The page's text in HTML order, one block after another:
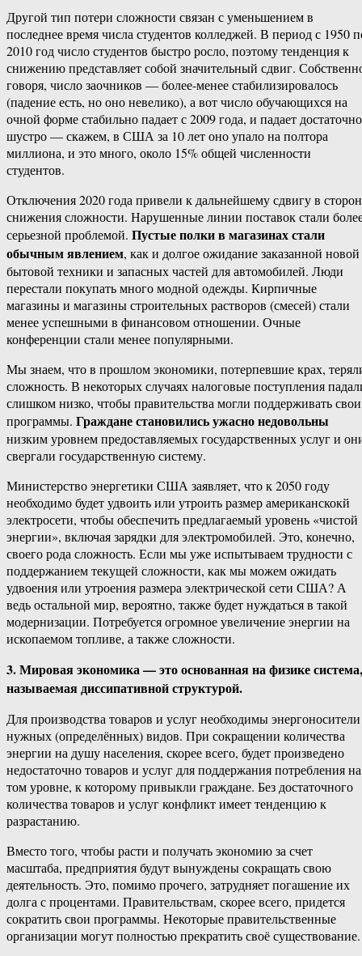
Другой тип потери сложности связан с уменьшением в
последнее время числа студентов колледжей. В период с 1950
2010 год число студентов быстро росло, поэтому тенденция к
снижению представляет собой значительный сдвиг.
говоря, число заочников — более-менее стабилизировалось
(падение есть, но оно невелико), а вот число обучающихся на
очной форме стабильно падает с 2009 года, и падает достаточно
шустро — скажем, в США за 10 лет оно упало на полтора
миллиона, и это много, около 15% общей численности
студентов.
Отключения 2020 года привели к дальнейшему сдвигу в
снижения сложности. Нарушенные линии поставок стали
серьезной проблемой. Пустые полки в магазинах стали
обычным явлением, как и долгое ожидание заказанной новой
бытовой техники и запасных частей для автомобилей. Люди
перестали покупать много модной одежды. Кирпичные
магазины и магазины строительных растворов (смесей) стали
менее успешными в финансовом отношении. Очные
конференции стали менее популярными.
Мы знаем, что в прошлом экономики, потерпевшие крах,
сложность. В некоторых случаях налоговые поступления
слишком низко, чтобы правительства могли поддерживать свои
программы. Граждане становились ужасно недовольны
низким уровнем предоставляемых государственных услуг и
свергали государственную систему.
Министерство энергетики США заявляет, что к 2050 году
необходимо будет удвоить или утроить размер американскокй
электросети, чтобы обеспечить предлагаемый уровень «чистой
энергии», включая зарядки для электромобилей. Это, конечно,
своего рода сложность. Если мы уже испытываем трудности с
поддержанием текущей сложности, как мы можем ожидать
удвоения или утроения размера электрической сети США? А
ведь остальной мир, вероятно, также будет нуждаться в такой
модернизации. Потребуется огромное увеличение энергии на
ископаемом топливе, а также сложности.
3. Мировая экономика — это основанная на физике система,
называемая диссипативной структурой.
Для производства товаров и услуг необходимы энергоносители
нужных (определённых) видов. При сокращении количества
энергии на душу населения, скорее всего, будет произведено
недостаточно товаров и услуг для поддержания потребления на
том уровне, к которому привыкли граждане. Без достаточного
количества товаров и услуг конфликт имеет тенденцию к
разрастанию.
Вместо того, чтобы расти и получать экономию за счет
масштаба, предприятия будут вынуждены сокращать свою
деятельность. Это, помимо прочего, затрудняет погашение их
долга с процентами. Правительствам, скорее всего, придется
сократить свои программы. Некоторые правительственные
организации могут полностью прекратить своё существование.